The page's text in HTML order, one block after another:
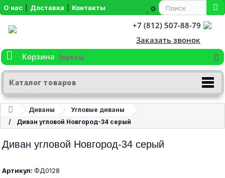
О нас Доставка Контакты 0
+7 (812) 507-88-79
Заказать звонок
Корзина
(пусто)
Каталог товаров
Диваны
Угловые диваны
Диван угловой Новгород-34 серый
Диван угловой Новгород-34 серый
Артикул: ФД0128